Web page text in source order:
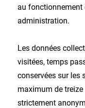
au fonctionnement
administration.
Les données
visitées, temps
conservées sur les
maximum de
strictement